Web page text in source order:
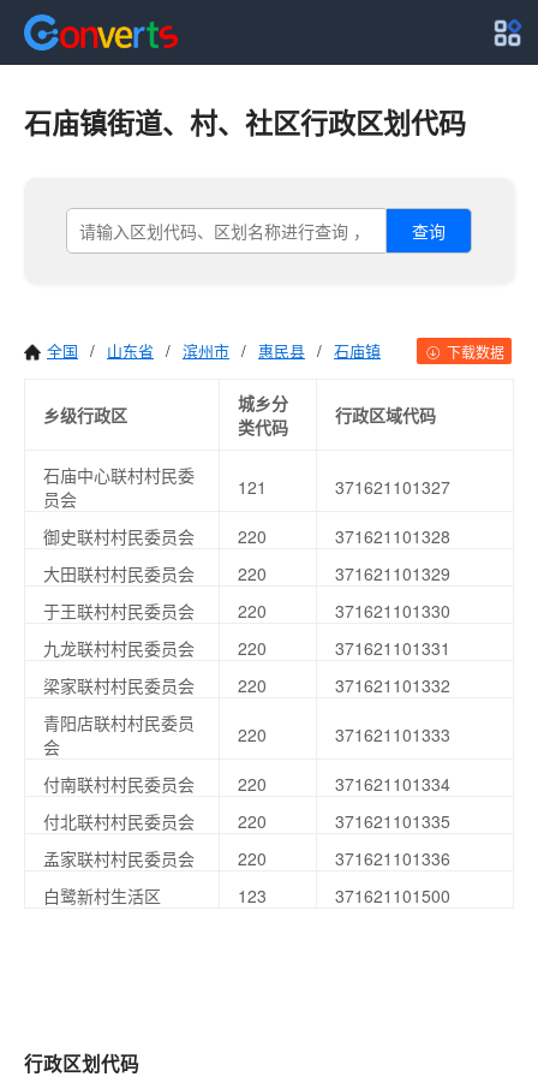
石庙镇街道、村、社区行政区划代码
查询
全国 / 山东省 / 滨州市 / 惠民县 / 石庙镇 下载数据
乡级行政区
城乡分
类代码
行政区域代码
石庙中心联村村民委
员会
121 371621101327
御史联村村民委员会 220
371621101328
大田联村村民委员会
220
371621101329
于王联村村民委员会
220
371621101330
九龙联村村民委员会
220
371621101331
梁家联村村民委员会
220
371621101332
青阳店联村村民委员
会
220 371621101333
付南联村村民委员会 220
371621101334
付北联村村民委员会
220
371621101335
孟家联村村民委员会
220
371621101336
白鹭新村生活区
123 371621101500
行政区划代码